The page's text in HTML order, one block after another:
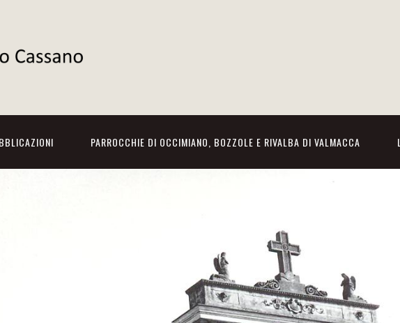
PARROCCHIE DI OCCIMIANO, BOZZOLE E RIVALBA DI VALMACCA